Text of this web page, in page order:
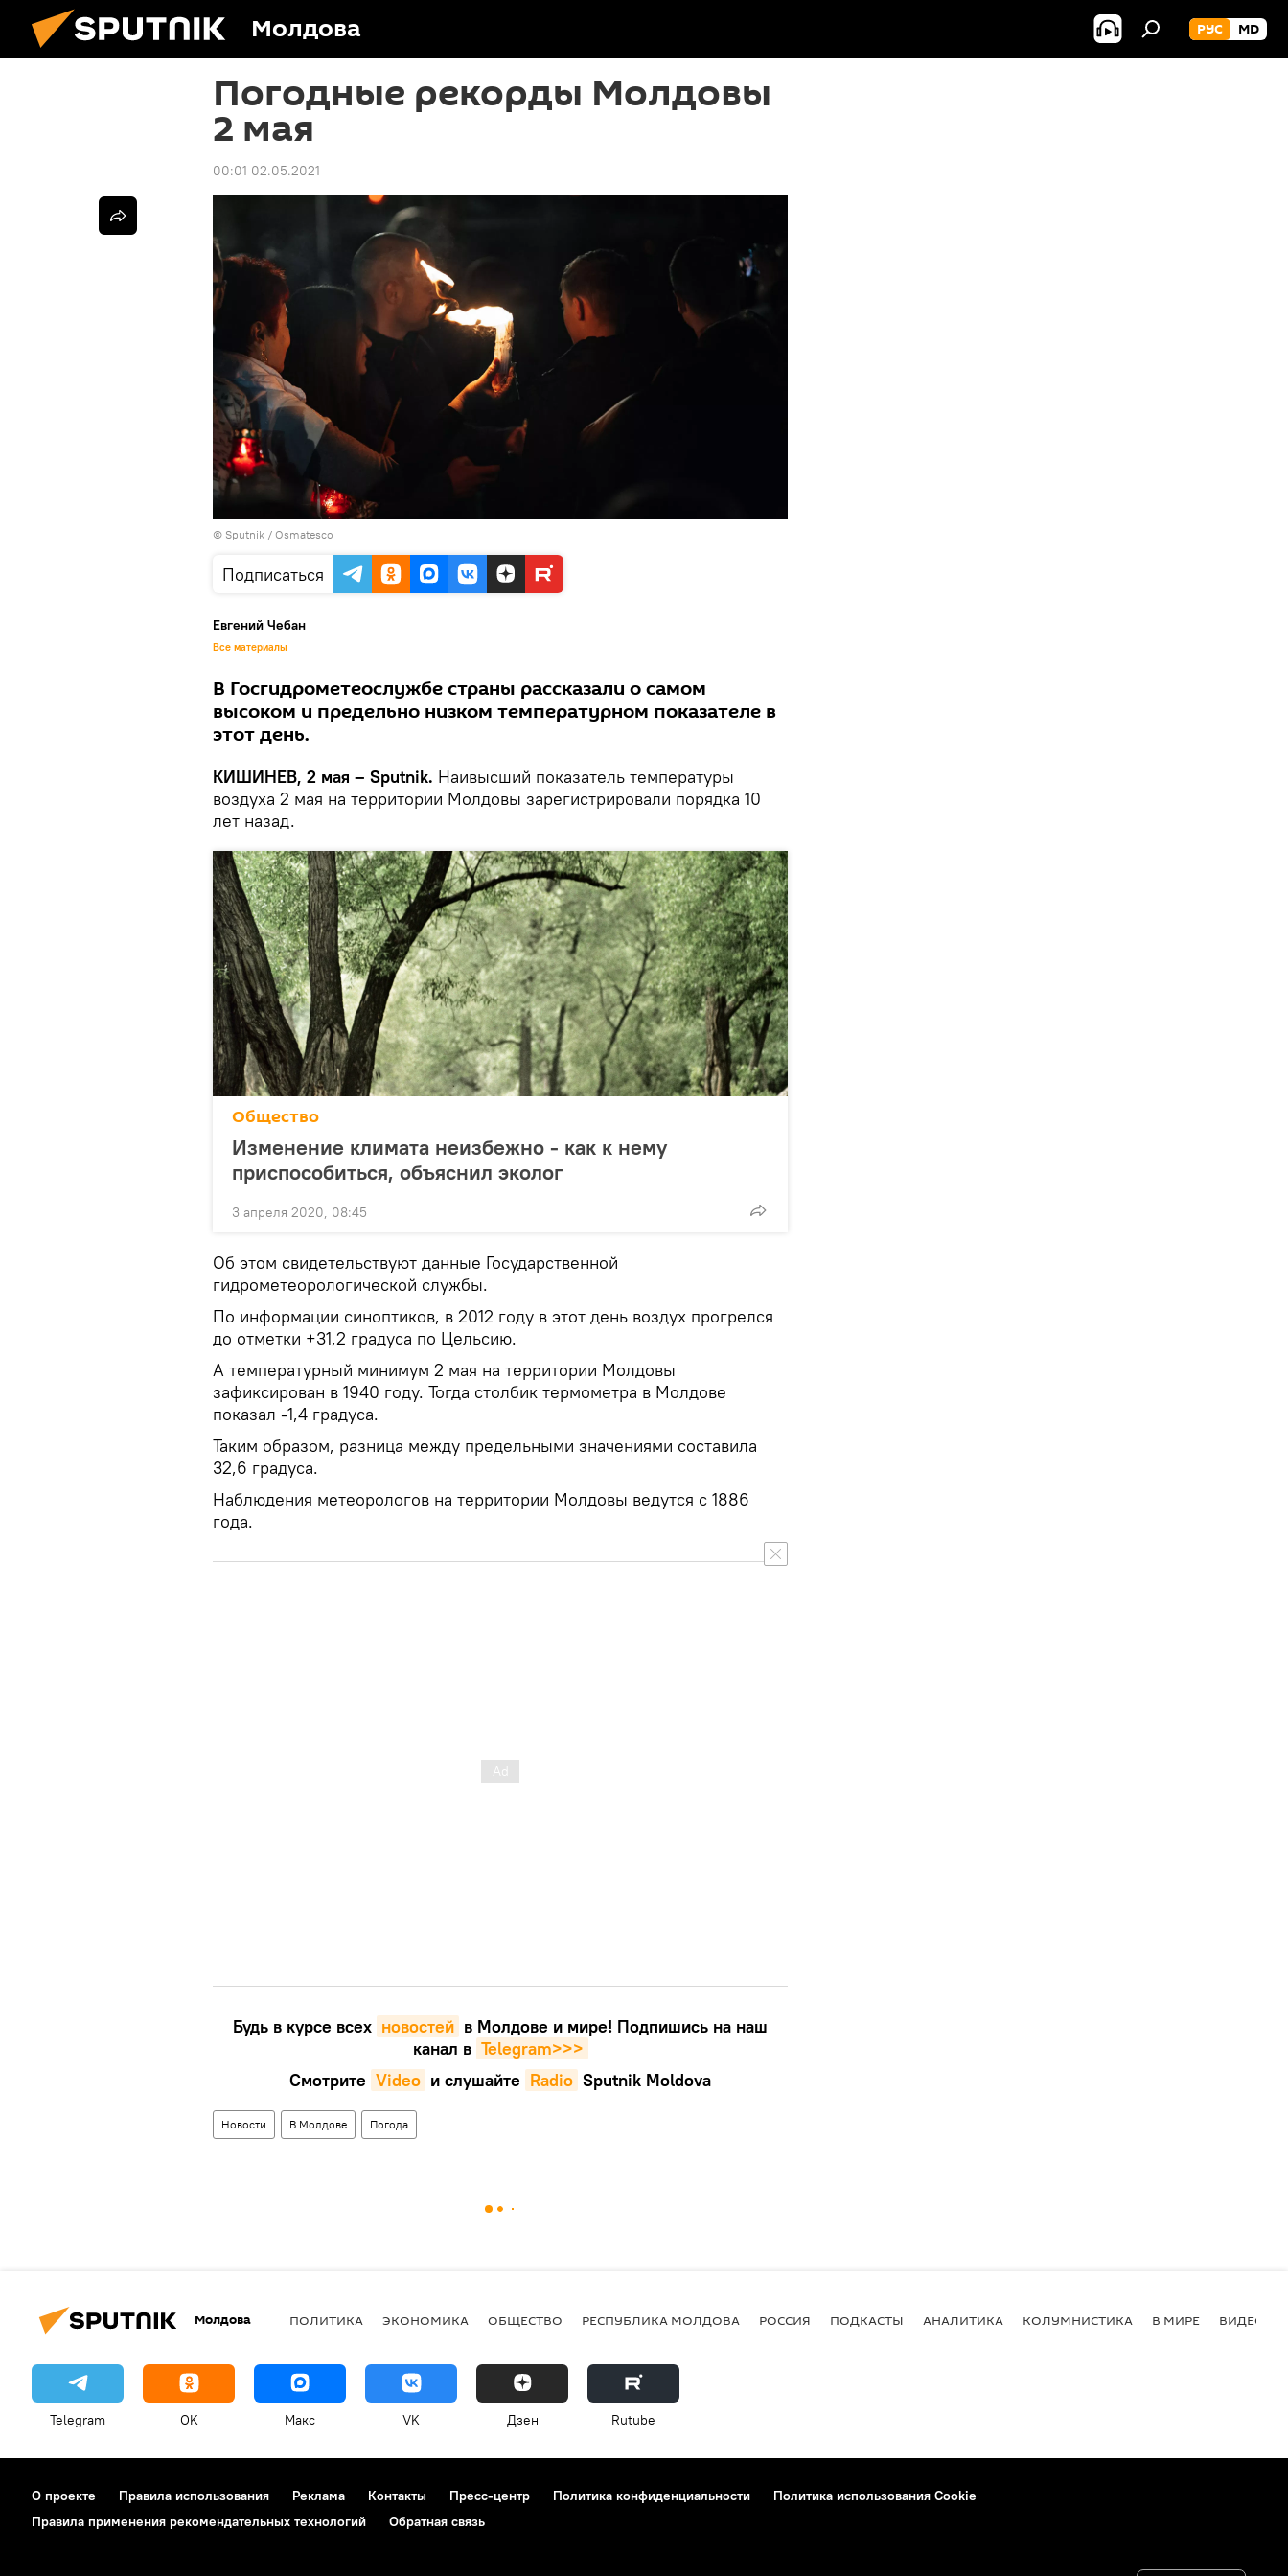
Молдова РУС MD
Погодные рекорды Молдовы
2 мая
00:01 02.05.2021
© Sputnik / Osmatesco
Подписаться
Евгений Чебан
Все материалы
В Госгидрометеослужбе страны рассказали о самом
высоком и предельно низком температурном показателе в
этот день.
КИШИНЕВ, 2 мая – Sputnik. Наивысший показатель температуры
воздуха 2 мая на территории Молдовы зарегистрировали порядка 10
лет назад.
Общество
Изменение климата неизбежно - как к нему
приспособиться, объяснил эколог
3 апреля 2020, 08:45
Об этом свидетельствуют данные Государственной
гидрометеорологической службы.
По информации синоптиков, в 2012 году в этот день воздух прогрелся
до отметки +31,2 градуса по Цельсию.
А температурный минимум 2 мая на территории Молдовы
зафиксирован в 1940 году. Тогда столбик термометра в Молдове
показал -1,4 градуса.
Таким образом, разница между предельными значениями составила
32,6 градуса.
Наблюдения метеорологов на территории Молдовы ведутся с 1886
года.
Будь в курсе всех новостей в Молдове и мире! Подпишись на наш
канал в Telegram>>>
Смотрите Video и слушайте Radio Sputnik Moldova
Новости В Молдове Погода
Молдова ПОЛИТИКА ЭКОНОМИКА ОБЩЕСТВО РЕСПУБЛИКА МОЛДОВА РОССИЯ ПОДКАСТЫ АНАЛИТИКА КОЛУМНИСТИКА В МИРЕ ВИДЕО
Telegram OK Макс VK Дзен Rutube
О проекте Правила использования Реклама Контакты Пресс-центр Политика конфиденциальности
Политика использования Cookie
Правила применения рекомендательных технологий
Обратная связь